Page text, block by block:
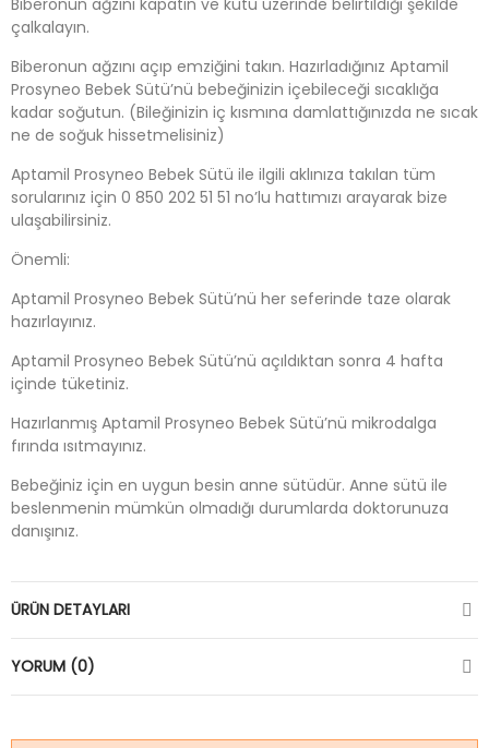
Biberonun ağzını kapatın ve kutu üzerinde belirtildiği şekilde
çalkalayın.
Biberonun ağzını açıp emziğini takın. Hazırladığınız Aptamil
Prosyneo Bebek Sütü’nü bebeğinizin içebileceği sıcaklığa
kadar soğutun. (Bileğinizin iç kısmına damlattığınızda ne sıcak
ne de soğuk hissetmelisiniz)
Aptamil Prosyneo Bebek Sütü ile ilgili aklınıza takılan tüm
sorularınız için 0 850 202 51 51 no’lu hattımızı arayarak bize
ulaşabilirsiniz.
Önemli:
Aptamil Prosyneo Bebek Sütü’nü her seferinde taze olarak
hazırlayınız.
Aptamil Prosyneo Bebek Sütü’nü açıldıktan sonra 4 hafta
içinde tüketiniz.
Hazırlanmış Aptamil Prosyneo Bebek Sütü’nü mikrodalga
fırında ısıtmayınız.
Bebeğiniz için en uygun besin anne sütüdür. Anne sütü ile
beslenmenin mümkün olmadığı durumlarda doktorunuza
danışınız.
ÜRÜN DETAYLARI
YORUM (0)